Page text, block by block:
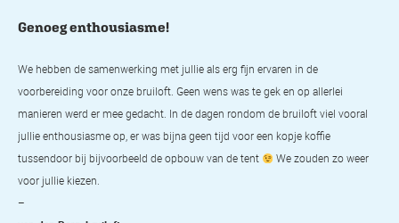
Genoeg enthousiasme!
We hebben de samenwerking met jullie als erg fijn ervaren in de
voorbereiding voor onze bruiloft. Geen wens was te gek en op allerlei
manieren werd er mee gedacht. In de dagen rondom de bruiloft viel vooral
jullie enthousiasme op, er was bijna geen tijd voor een kopje koffie
tussendoor bij bijvoorbeeld de opbouw van de tent
We zouden zo weer
voor jullie kiezen.
–